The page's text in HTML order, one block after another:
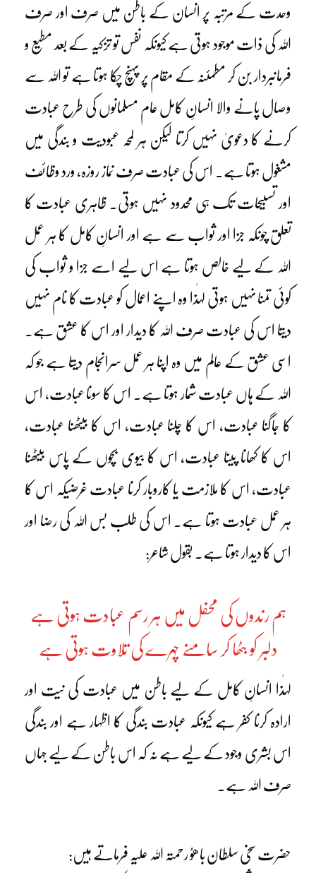
وحدت کے مرتبہ پر انسان کے باطن میں صرف اور صرف
اللہ کی ذات موجود ہوتی ہے کیونکہ نفس تو تزکیہ کے بعد مطیع و
فرمانبردار بن کر مطمئنہ کے مقام پر پہنچ چکا ہوتا ہے تو اللہ سے
وصال پانے والا انسانِ کامل عام مسلمانوں کی طرح عبادت
کرنے کا دعویٰ نہیں کرتا لیکن ہر لمحہ عبودیت و بندگی میں
مشغول ہوتا ہے۔ اس کی عبادت صرف نماز روزہ، ورد وظائف
اور تسبیحات تک ہی محدود نہیں ہوتی۔ ظاہری عبادت کا
تعلق چونکہ جزا اور ثواب سے ہے اور انسانِ کامل کا ہر عمل
اللہ کے لیے خالص ہوتا ہے اس لیے اسے جزا و ثواب کی
کوئی تمنا نہیں ہوتی لہٰذا وہ اپنے اعمال کو عبادت کا نام نہیں
دیتا اس کی عبادت صرف اللہ کا دیدار اور اس کا عشق ہے۔
اسی عشق کے عالم میں وہ اپنا ہر عمل سرانجام دیتا ہے جو کہ
اللہ کے ہاں عبادت شمار ہوتا ہے۔ اس کا سونا عبادت، اس
کا جاگنا عبادت، اس کا چلنا عبادت، اس کا بیٹھنا عبادت،
اس کا کھانا پینا عبادت، اس کا بیوی بچوں کے پاس بیٹھنا
عبادت، اس کا ملازمت یا کاروبار کرنا عبادت غرضیکہ اس کا
ہر عمل عبادت ہوتا ہے۔ اس کی طلب بس اللہ کی رضا اور
اس کا دیدار ہوتا ہے۔ بقول شاعر:
ہم رندوں کی محفل میں ہر رسم عبادت ہوتی ہے
دلبر کو بٹھا کر سامنے چہرے کی تلاوت ہوتی ہے
لہٰذا انسانِ کامل کے لیے باطن میں عبادت کی نیت اور
ارادہ کرنا کفر ہے کیونکہ عبادت بندگی کا اظہار ہے اور بندگی
اس بشری وجود کے لیے ہے نہ کہ اس باطن کے لیے جہاں
صرف اللہ ہے۔
حضرت سخی سلطان باھوُ رحمتہ اللہ علیہ فرماتے ہیں: